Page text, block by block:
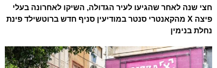
חצי שנה לאחר שהגיעו לעיר הגדולה, השיקו לאחרונה בעלי
פיצה X מהקאנטרי סנטר במודיעין סניף חדש ברוטשילד פינת
נחלת בנימין